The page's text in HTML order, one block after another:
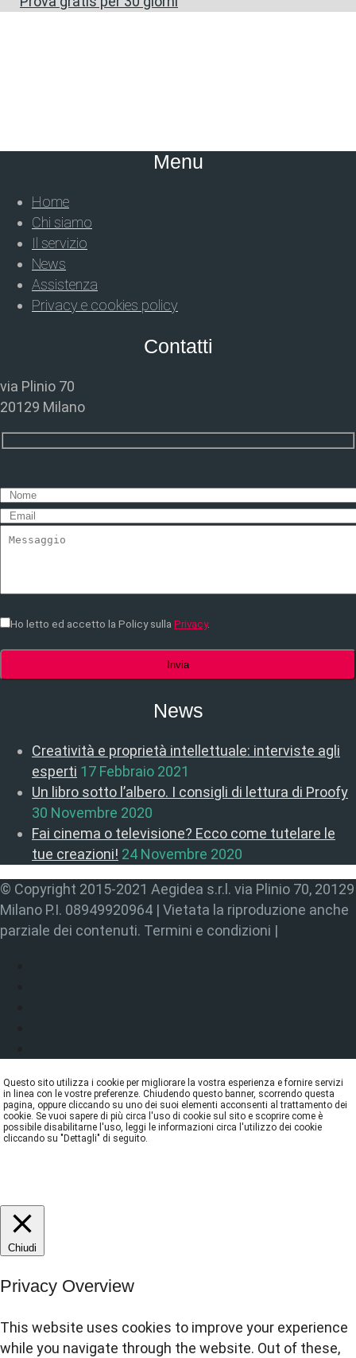
Menu
Home
Chi siamo
Il servizio
News
Assistenza
Privacy e cookies policy
Contatti
via Plinio 70
20129 Milano
Ho letto ed accetto la Policy sulla Privacy.
News
Creatività e proprietà intellettuale: interviste agli
esperti 17 Febbraio 2021
Un libro sotto l’albero. I consigli di lettura di Proofy
30 Novembre 2020
Fai cinema o televisione? Ecco come tutelare le
tue creazioni! 24 Novembre 2020
© Copyright 2015-2021 Aegidea s.r.l. via Plinio 70, 20129
Milano P.I. 08949920964 | Vietata la riproduzione anche
parziale dei contenuti. Termini e condizioni |
Questo sito utilizza i cookie per migliorare la vostra esperienza e fornire servizi
in linea con le vostre preferenze. Chiudendo questo banner, scorrendo questa
pagina, oppure cliccando su uno dei suoi elementi acconsenti al trattamento dei
cookie. Se vuoi sapere di più circa l'uso di cookie sul sito e scoprire come è
possibile disabilitarne l'uso, leggi le informazioni circa l'utilizzo dei cookie
cliccando su "Dettagli" di seguito.
Chiudi
Privacy Overview
This website uses cookies to improve your experience
while you navigate through the website. Out of these,